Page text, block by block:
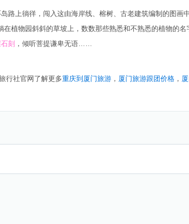
路上徜徉，闯入这由海岸线、榕树、古老建筑编制的图画
植物园斜斜的草坡上，数数那些熟悉和不熟悉的植物的名
刻 ，倾听菩提谦卑无语……
行社官网了解更多重庆到厦门旅游 ， 厦门旅游跟团价格 ，